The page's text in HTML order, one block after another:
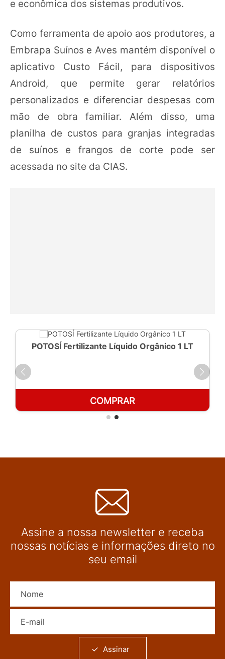
e econômica dos sistemas produtivos.
Como ferramenta de apoio aos produtores, a
Embrapa Suínos e Aves mantém disponível o
aplicativo Custo Fácil, para dispositivos
Android, que permite gerar relatórios
personalizados e diferenciar despesas com
mão de obra familiar. Além disso, uma
planilha de custos para granjas integradas
de suínos e frangos de corte pode ser
acessada no site da CIAS.
POTOSÍ Fertilizante Líquido Orgânico 1 LT
COMPRAR
Assine a nossa newsletter e receba
nossas notícias e informações direto no
seu email
Assinar